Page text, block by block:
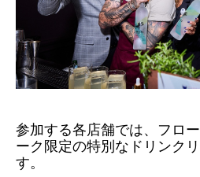
参加する各店舗では、フロ
ーク限定の特別なドリンク
す。